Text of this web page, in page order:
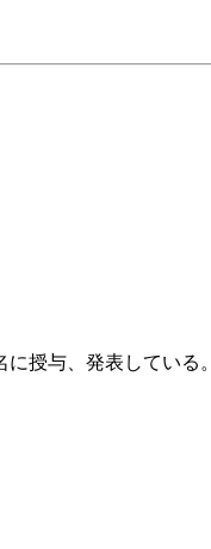
授与、発表している。